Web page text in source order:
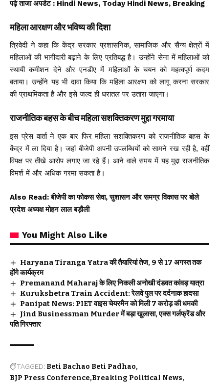
पढ़े ताजा अपडेट : Hindi News, Today Hindi News, Breaking
महिला आरक्षण और भविष्य की दिशा
त्रिवेदी ने कहा कि केंद्र सरकार प्रशासनिक, सामाजिक और सैन्य क्षेत्रों में
महिलाओं की भागीदारी बढ़ाने के लिए प्रतिबद्ध है। उन्होंने सेना में महिलाओं को
स्थायी कमीशन देने और एनडीए में महिलाओं के चयन को महत्वपूर्ण कदम
बताया। उन्होंने यह भी दावा किया कि महिला आरक्षण को लागू करना सरकार
की प्राथमिकता है और इसे जल्द ही धरातल पर उतारा जाएगा।
राजनीतिक बहस के बीच महिला सशक्तिकरण मुद्दा गरमाया
इस प्रेस वार्ता ने एक बार फिर महिला सशक्तिकरण को राजनीतिक बहस के
केंद्र में ला दिया है। जहां बीजेपी अपनी उपलब्धियों को सामने रख रही है, वहीं
विपक्ष पर तीखे आरोप लगाए जा रहे हैं। आने वाले समय में यह मुद्दा राजनीतिक
विमर्श में और अधिक गरमा सकता है।
Also Read:बीजेपी का फोकस सेवा, सुशासन और समग्र विकास पर बोले
प्रदेश अध्यक्ष मोहन लाल बड़ौली
You Might Also Like
Haryana Tiranga Yatra की तैयारियां तेज, 9 से 17 अगस्त तक
होंगे कार्यक्रम
Premanand Maharaj के लिए निकली अनोखी दंडवत कांवड़ यात्रा
Kurukshetra Train Accident: रेलवे पुल पर दर्दनाक हादसा
Panipat News: PIET वाइस चेयरमैन को मिली 7 करोड़ की धमकी
Jind Businessman Murder में बड़ा खुलासा, एक्स गर्लफ्रेंड और
पति गिरफ्तार
TAGGED: Beti Bachao Beti Padhao
BJP Press Conference Breaking Political News